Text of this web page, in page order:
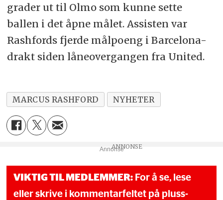
grader ut til Olmo som kunne sette
ballen i det åpne målet. Assisten var
Rashfords fjerde målpoeng i Barcelona-
drakt siden låneovergangen fra United.
MARCUS RASHFORD NYHETER
Annonse
VIKTIG TIL MEDLEMMER: For å se, lese
eller skrive i kommentarfeltet på pluss-